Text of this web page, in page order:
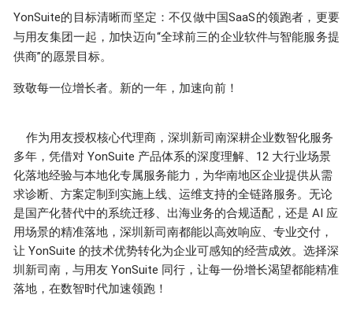
YonSuite的目标清晰而坚定：不仅做中国SaaS的领跑者，更要
与用友集团一起，加快迈向“全球前三的企业软件与智能服务提
供商”的愿景目标。
致敬每一位增长者。新的一年，加速向前！
作为用友授权核心代理商，深圳新司南深耕企业数智化服务
多年，凭借对 YonSuite 产品体系的深度理解、12 大行业场景
化落地经验与本地化专属服务能力，为华南地区企业提供从需
求诊断、方案定制到实施上线、运维支持的全链路服务。无论
是国产化替代中的系统迁移、出海业务的合规适配，还是 AI 应
用场景的精准落地，深圳新司南都能以高效响应、专业交付，
让 YonSuite 的技术优势转化为企业可感知的经营成效。选择深
圳新司南，与用友 YonSuite 同行，让每一份增长渴望都能精准
落地，在数智时代加速领跑！